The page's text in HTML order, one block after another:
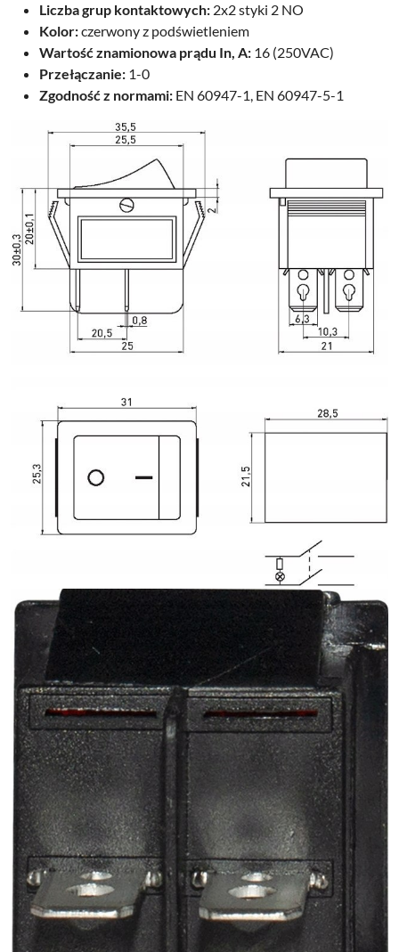
Liczba grup kontaktowych: 2x2 styki 2 NO
Kolor:czerwony z podświetleniem
Wartość znamionowa prądu In, A: 16 (250VAC)
Przełączanie: 1-0
Zgodność z normami: EN 60947-1, EN 60947-5-1